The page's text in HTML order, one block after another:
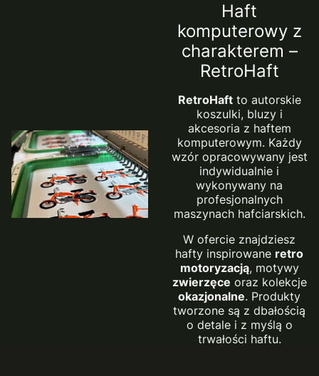
Haft
komputerowy z
charakterem –
RetroHaft
RetroHaftto autorskie
koszulki, bluzy i
akcesoria z haftem
komputerowym. Każdy
wzór opracowywany jest
indywidualnie i
wykonywany na
profesjonalnych
maszynach hafciarskich.
W ofercie znajdziesz
hafty inspirowane retro
motoryzacją, motywy
zwierzęce oraz kolekcje
okazjonalne. Produkty
tworzone są z dbałością
o detale i z myślą o
trwałości haftu.